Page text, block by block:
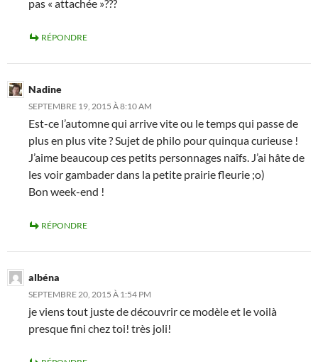
pas « attachée »???
RÉPONDRE
Nadine
SEPTEMBRE 19, 2015 À 8:10 AM
Est-ce l’automne qui arrive vite ou le temps qui passe de
plus en plus vite ? Sujet de philo pour quinqua curieuse !
J’aime beaucoup ces petits personnages naîfs. J’ai hâte de
les voir gambader dans la petite prairie fleurie ;o)
Bon week-end !
RÉPONDRE
albéna
SEPTEMBRE 20, 2015 À 1:54 PM
je viens tout juste de découvrir ce modèle et le voilà
presque fini chez toi! très joli!